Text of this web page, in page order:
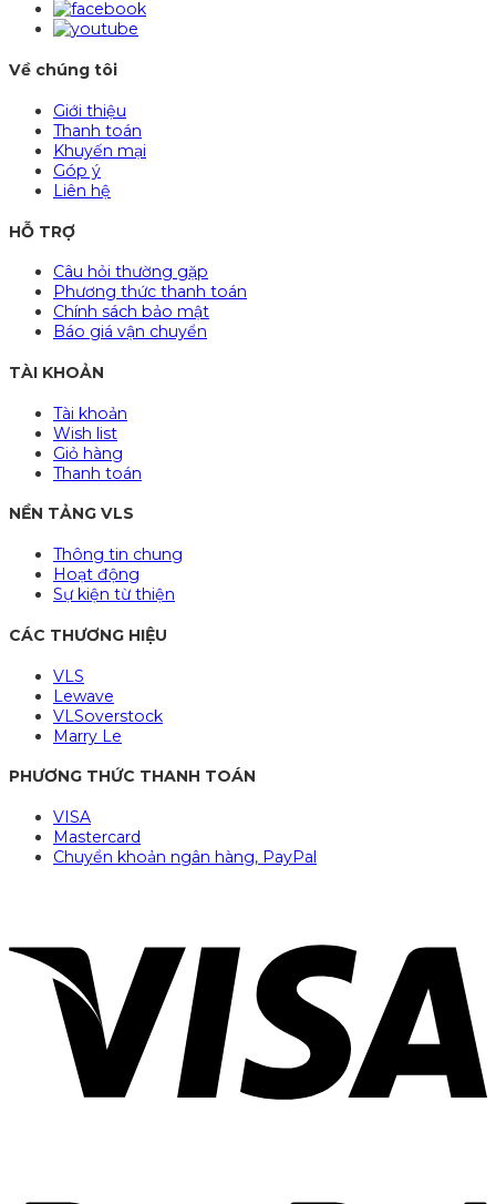
Về chúng tôi
Giới thiệu
Thanh toán
Khuyến mại
Góp ý
Liên hệ
HỖ TRỢ
Câu hỏi thường gặp
Phương thức thanh toán
Chính sách bảo mật
Báo giá vận chuyển
TÀI KHOẢN
Tài khoản
Wish list
Giỏ hàng
Thanh toán
NỀN TẢNG VLS
Thông tin chung
Hoạt động
Sự kiện từ thiện
CÁC THƯƠNG HIỆU
VLS
Lewave
VLSoverstock
Marry Le
PHƯƠNG THỨC THANH TOÁN
VISA
Mastercard
Chuyển khoản ngân hàng, PayPal